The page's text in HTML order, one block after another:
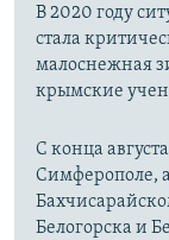
В 2020 году
стала
малоснежная
крымские
С конца августа
Симферополе,
Белогорска и